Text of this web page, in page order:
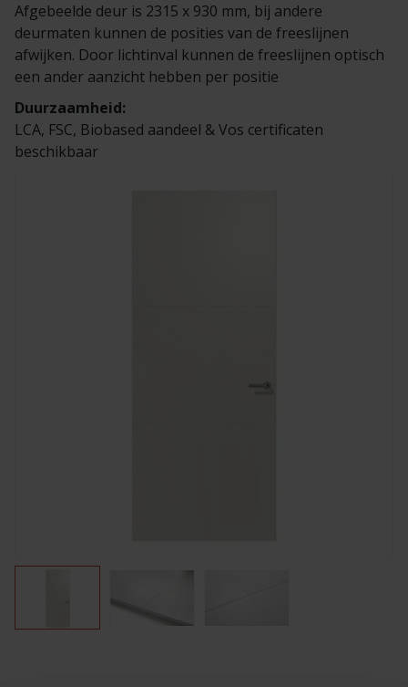
Afgebeelde deur is 2315 x 930 mm, bij andere
deurmaten kunnen de posities van de freeslijnen
afwijken. Door lichtinval kunnen de freeslijnen optisch
een ander aanzicht hebben per positie
Duurzaamheid:
LCA, FSC, Biobased aandeel & Vos certificaten
beschikbaar